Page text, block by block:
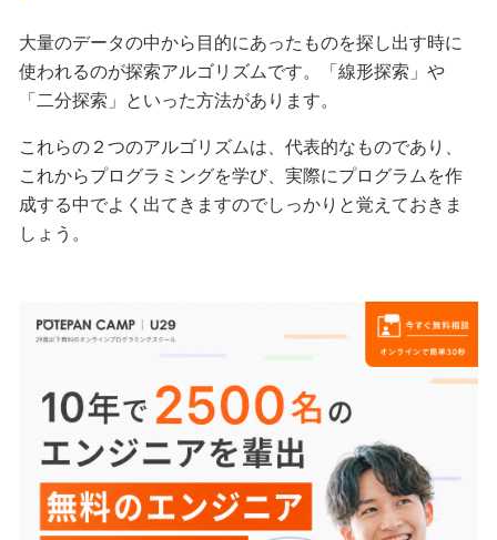
大量のデータの中から目的にあったものを探し出す時に
使われるのが探索アルゴリズムです。「線形探索」や
「二分探索」といった方法があります。
これらの２つのアルゴリズムは、代表的なものであり、
これからプログラミングを学び、実際にプログラムを作
成する中でよく出てきますのでしっかりと覚えておきま
しょう。